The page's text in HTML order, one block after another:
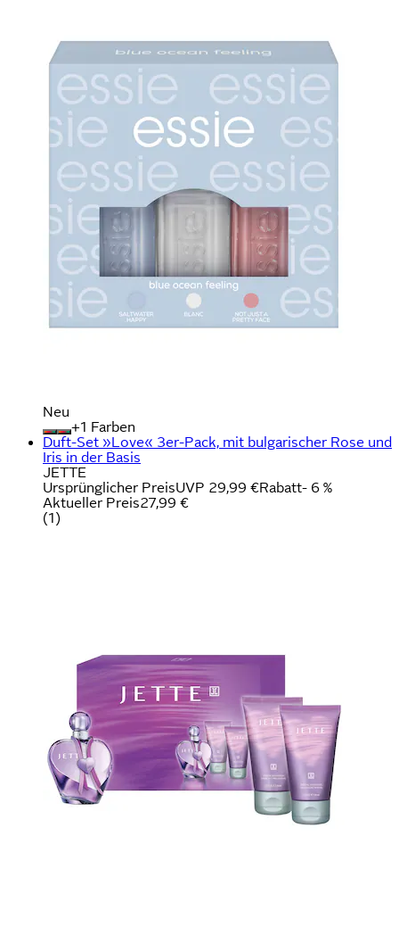
Neu
+
Farben
Duft-Set »Love« 3er-Pack, mit bulgarischer Rose und
Iris in der Basis
JETTE
Ursprünglicher PreisUVP 29,99 €Rabatt- 6 %
Aktueller Preis27,99 €
(1)